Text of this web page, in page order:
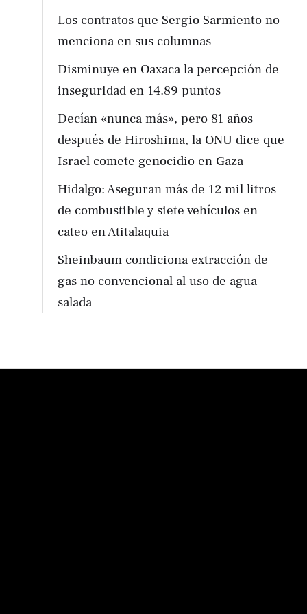
Los contratos que Sergio Sarmiento no
menciona en sus columnas
Disminuye en Oaxaca la percepción de
inseguridad en 14.89 puntos
Decían «nunca más», pero 81 años
después de Hiroshima, la ONU dice que
Israel comete genocidio en Gaza
Hidalgo: Aseguran más de 12 mil litros
de combustible y siete vehículos en
cateo en Atitalaquia
Sheinbaum condiciona extracción de
gas no convencional al uso de agua
salada